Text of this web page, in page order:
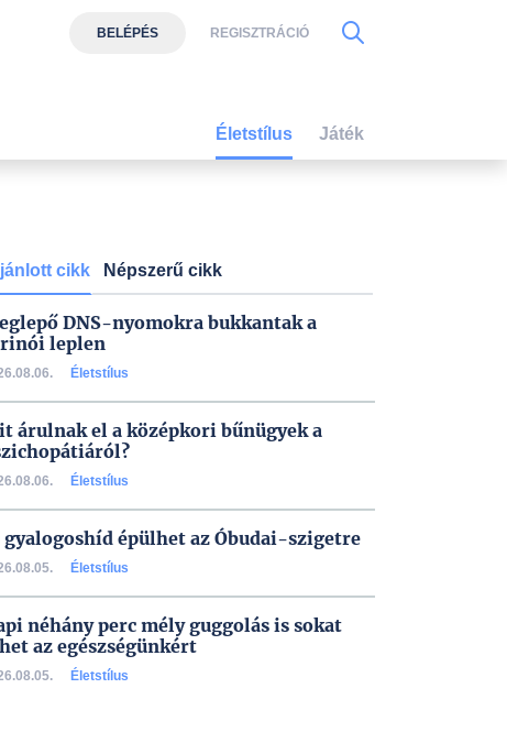
cikk Népszerű cikk
DNS-nyomokra bukkantak a
leplen
Életstílus
árulnak el a középkori bűnügyek a
Életstílus
gyalogoshíd épülhet az Óbudai-szigetre
Életstílus
néhány perc mély guggolás is sokat
az egészségünkért
Életstílus
BELÉPÉS REGISZTRÁCIÓ
Életstílus Játék